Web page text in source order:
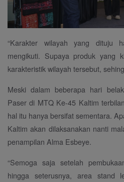
“Karakter wilayah yang dituju
mengikuti. Supaya produk yang
karakteristik wilayah tersebut,
Meski dalam beberapa hari
Paser di MTQ Ke-45 Kaltim
hal itu hanya bersifat sementara.
Kaltim akan dilaksanakan nanti
penampilan Alma Esbeye.
“Semoga saja setelah
hingga seterusnya, area stand